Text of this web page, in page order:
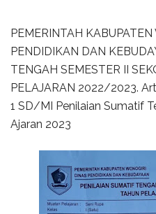
PEMERINTAH
PENDIDIKAN DAN
TENGAH SEMESTER II
PELAJARAN 2022/2023.
1 SD/MI Penilaian Sumatif
Ajaran 2023